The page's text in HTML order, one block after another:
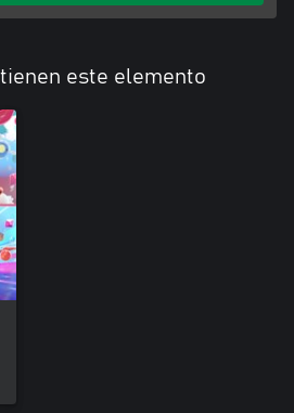
este elemento